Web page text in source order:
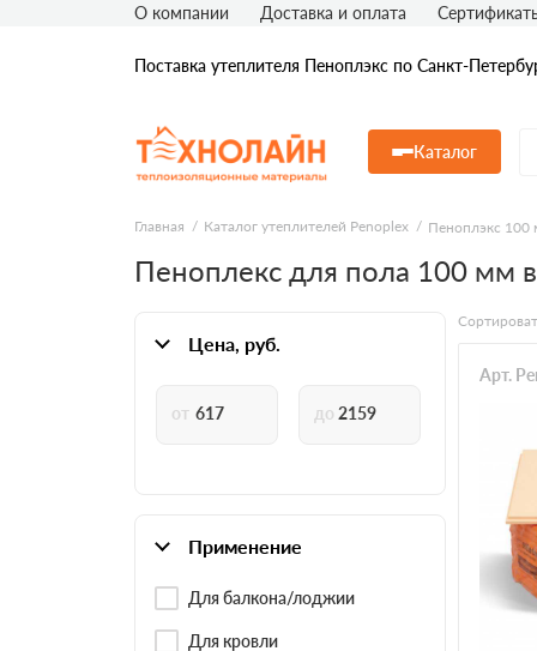
Поставка утеплителя Пеноплэкс по Санкт-
Каталог
О компании Доставка и оплата
Главная Каталог утеплителей Penoplex Пеноплэкс 100
Пеноплекс для пола 100 мм
Цена, руб.
Применение
Для балкона/лоджии
Для кровли
Арт.